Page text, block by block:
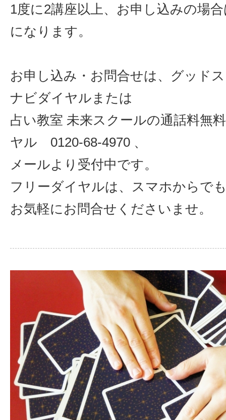
1度に2講座以上、お申し込みの場
になります。
お申し込み・お問合せは、グッド
ナビダイヤルまたは
占い教室 未来スクールの通話料無
ヤル 0120-68-4970 、
メールより受付中です。
フリーダイヤルは、スマホからで
お気軽にお問合せくださいませ。